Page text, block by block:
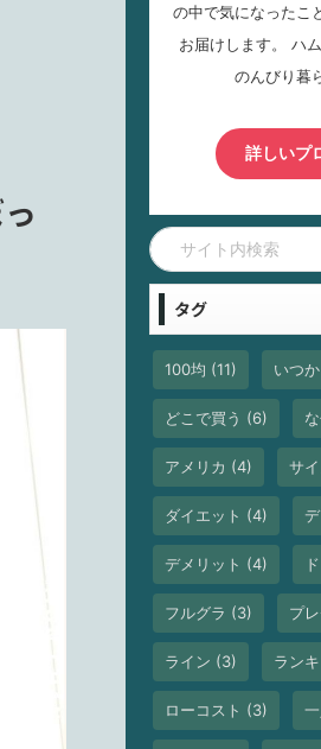
の中で気になったこ
お届けします。 ハ
のんびり暮
詳しいプ
タグ
100均 (11) いつ
どこで買う (6)
アメリカ (4) サ
ダイエット (4)
デメリット (4)
フルグラ (3) プ
ライン (3) ラン
ローコスト (3)